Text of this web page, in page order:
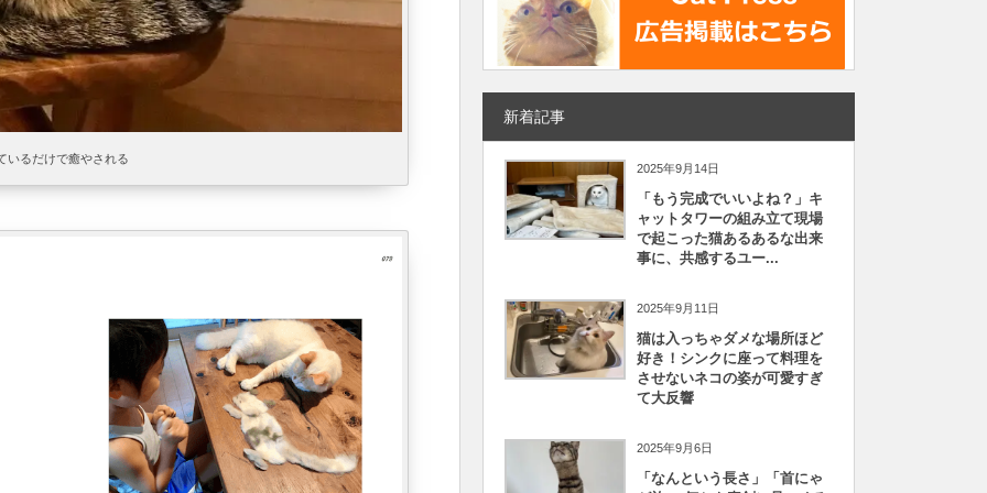
いるだけで癒やされる
新着記事
2025年9月14日
「もう完成でいいよね？」キ
ャットタワーの組み立て現場
で起こった猫あるあるな出来
事に、共感するユー...
2025年9月11日
猫は入っちゃダメな場所ほど
好き！シンクに座って料理を
させないネコの姿が可愛すぎ
て大反響
2025年9月6日
「なんという長さ」「首にゃ